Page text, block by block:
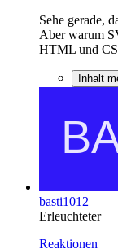
Sehe gerade,
Aber warum
HTML und
Inhalt
basti1012
Erleuchteter
Reaktionen